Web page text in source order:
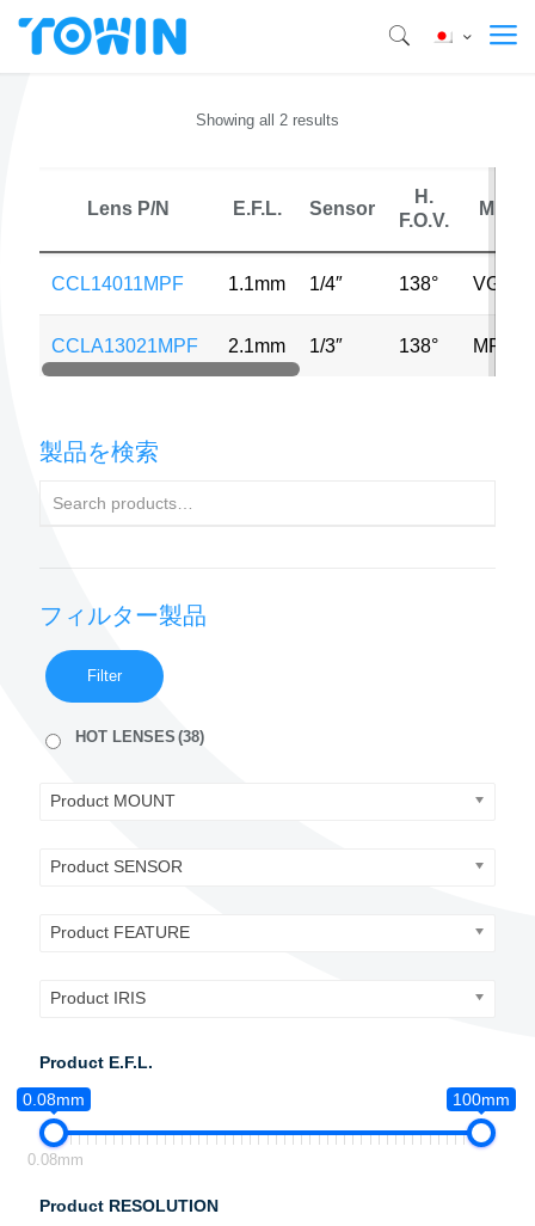
Showing all 2 results
Lens P/N E.F.L. Sensor
H.
F.O.V.
MP
CCL14011MPF 1.1mm 1/4″ 138° VGA
CCLA13021MPF 2.1mm 1/3″ 138° MP
製品を検索
フィルター製品
Filter
HOT LENSES (38)
Product MOUNT
Product SENSOR
Product FEATURE
Product IRIS
Product E.F.L.
0.08mm
100mm
0.08mm
Product RESOLUTION